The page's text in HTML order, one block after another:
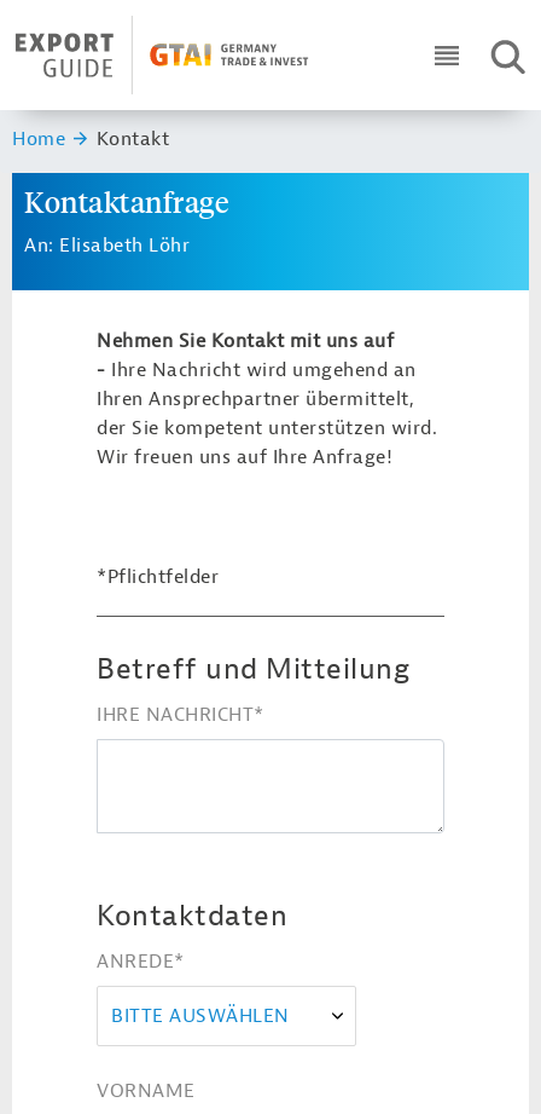
Header Logo
ICON
Sie sind hier:
Home Kontakt
Kontaktanfrage
An: Elisabeth Löhr
Nehmen Sie Kontakt mit uns auf
- Ihre Nachricht wird umgehend an
Ihren Ansprechpartner übermittelt,
der Sie kompetent unterstützen wird.
Wir freuen uns auf Ihre Anfrage!
*Pflichtfelder
Betreff und Mitteilung
IHRE NACHRICHT*
Kontaktdaten
ANREDE*
BITTE AUSWÄHLEN
VORNAME